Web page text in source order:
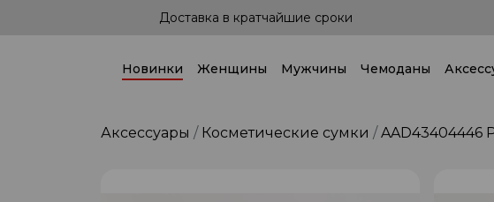
Доставка по всей стране!
Новинки Женщины Мужчины Чемоданы
Аксессуары Косметические сумки AAD43404446